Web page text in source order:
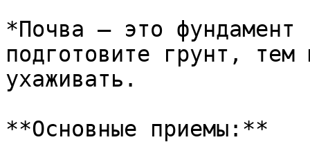
*Почва – это
подготовите грунт,
ухаживать.
**Основные приемы:**